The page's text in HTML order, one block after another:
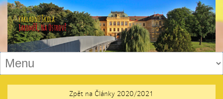
Zpět na Články 2020/2021